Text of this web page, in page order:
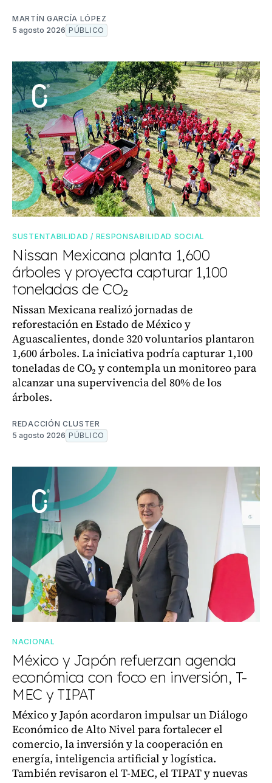
MARTÍN GARCÍA LÓPEZ
5 agosto 2026 PÚBLICO
SUSTENTABILIDAD / RESPONSABILIDAD SOCIAL
Nissan Mexicana planta 1,600
árboles y proyecta capturar 1,100
toneladas de CO₂
Nissan Mexicana realizó jornadas de
reforestación en Estado de México y
Aguascalientes, donde 320 voluntarios plantaron
1,600 árboles. La iniciativa podría capturar 1,100
toneladas de CO₂ y contempla un monitoreo para
alcanzar una supervivencia del 80% de los
árboles.
REDACCIÓN CLUSTER
5 agosto 2026 PÚBLICO
NACIONAL
México y Japón refuerzan agenda
económica con foco en inversión, T-
MEC y TIPAT
México y Japón acordaron impulsar un Diálogo
Económico de Alto Nivel para fortalecer el
comercio, la inversión y la cooperación en
energía, inteligencia artificial y logística.
También revisaron el T-MEC, el TIPAT y nuevas